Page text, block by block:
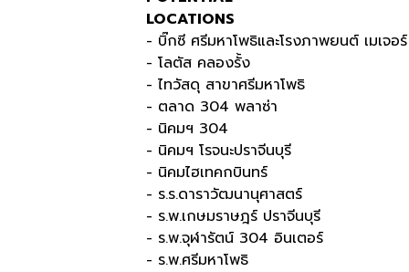
LOCATIONS
- บิ๊กซี ศรีมหาโพธิและโรงภาพยนต์ เมเจอร์
- โลตัส คลองรั้ง
- ไทวัสดุ สาขาศรีมหาโพธิ
- ตลาด 304 พลาซ่า
- นิคมฯ 304
- นิคมฯ โรจนะปราจีนบุรี
- นิคมไฮเทคกบินทร์
- ร.ร.ดาราวัฒนานุศาสตร์
- ร.พ.เกษมราษฎร์ ปราจีนบุรี
- ร.พ.จุฬารัตน์ 304 อินเตอร์
- ร.พ.ศรีมหาโพธิ